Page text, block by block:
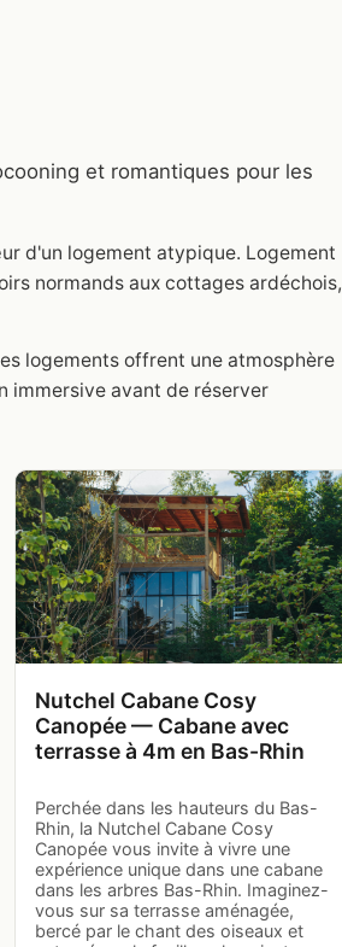
et romantiques pour les
d'un logement atypique. Logement
normands aux cottages ardéchois,
logements offrent une atmosphère
immersive avant de réserver
Nutchel Cabane Cosy
Canopée — Cabane avec
terrasse à 4m en Bas-Rhin
Perchée dans les hauteurs du Bas-
Rhin, la Nutchel Cabane Cosy
Canopée vous invite à vivre une
expérience unique dans une cabane
dans les arbres Bas-Rhin. Imaginez-
vous sur sa terrasse aménagée,
bercé par le chant des oiseaux et